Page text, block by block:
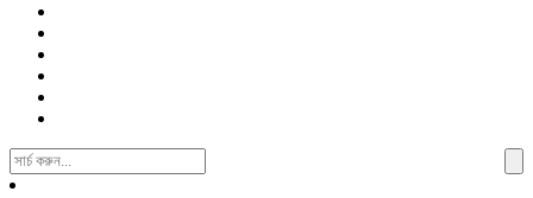
Search
For: